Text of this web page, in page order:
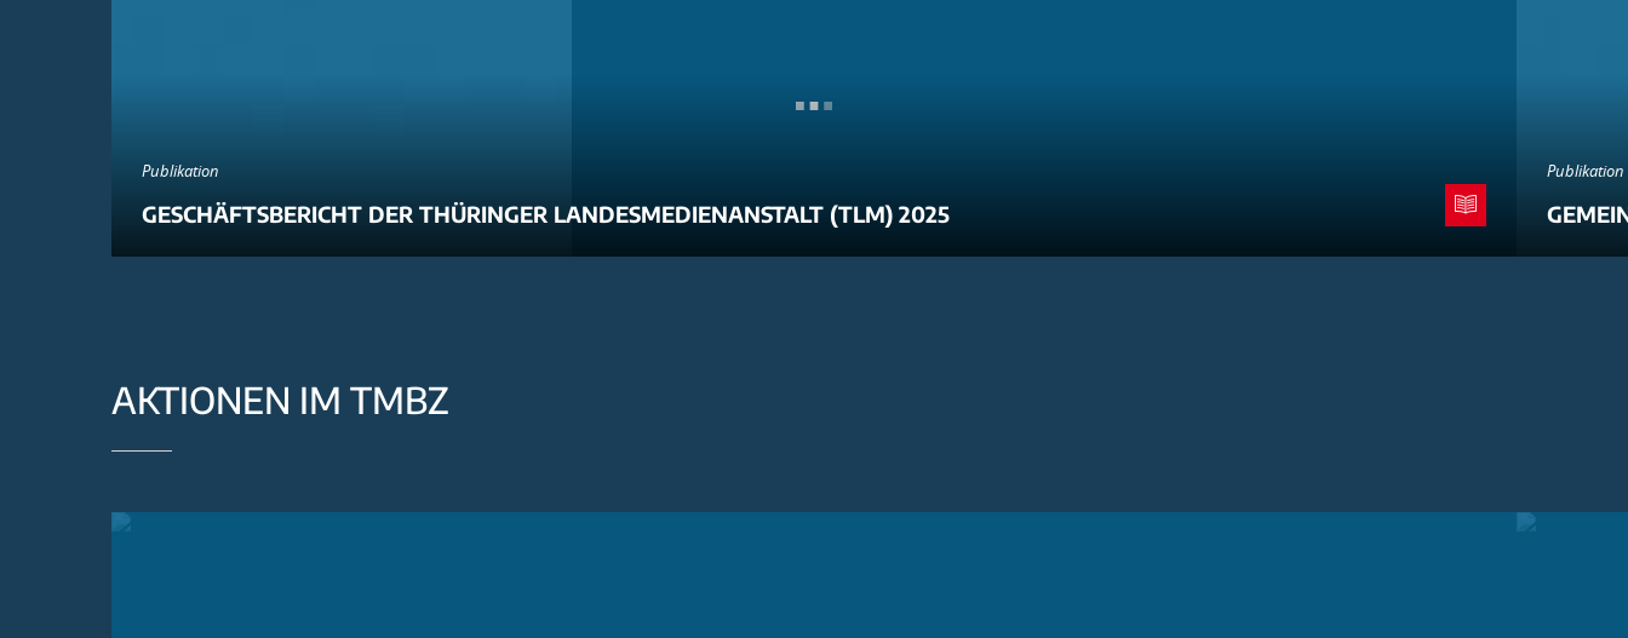
Publikation
GESCHÄFTSBERICHT DER THÜRINGER LANDESMEDIENANSTALT (TLM) 2025
Publikation
AKTIONEN IM TMBZ